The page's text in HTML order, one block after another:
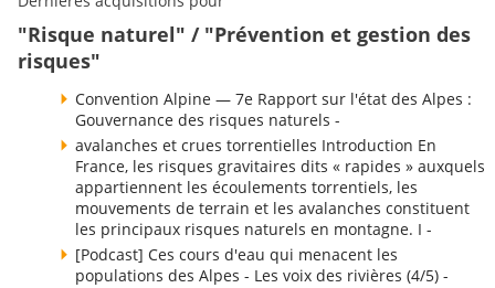
"Risque naturel" / "Prévention et gestion des
risques"
Convention Alpine — 7e Rapport sur l'état des Alpes :
Gouvernance des risques naturels -
avalanches et crues torrentielles Introduction En
France, les risques gravitaires dits « rapides » auxquels
appartiennent les écoulements torrentiels, les
mouvements de terrain et les avalanches constituent
les principaux risques naturels en montagne. I -
[Podcast] Ces cours d'eau qui menacent les
populations des Alpes - Les voix des rivières (4/5) -